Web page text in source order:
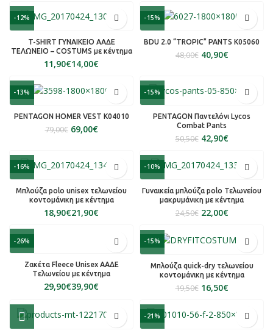
-12%
T-SHIRT ΓΥΝΑΙΚΕΙΟ ΑΑΔΕ
ΤΕΛΩΝΕΙΟ – COSTUMS με κέντημα
€ €
-15%
BDU 2.0 “TROPIC” PANTS K05060
48,00€ 40,90€
-13%
PENTAGON HOMER VEST K04010
79,00€ 69,00€
-15%
PENTAGON Παντελόνι Lycos
Combat Pants
50,50€ 42,90€
-16%
Μπλούζα polo unisex τελωνείου
κοντομάνικη με κέντημα
€ €
-10%
Γυναικεία μπλούζα polo Τελωνείου
μακρυμάνικη με κέντημα
24,50€ 22,00€
-26%
Ζακέτα Fleece Unisex ΑΑΔΕ
Tελωνείου με κέντημα
€ €
-15%
Μπλούζα quick-dry τελωνείου
κοντομάνικη με κέντημα
19,50€ 16,50€
-21%